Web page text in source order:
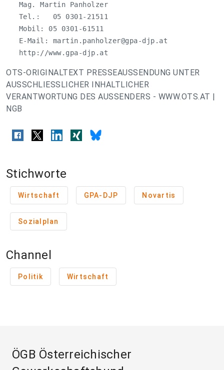
   Mag. Martin Panholzer
   Tel.:   05 0301-21511
   Mobil: 05 0301-61511
   E-Mail:
martin.panholzer@gpa-djp.at
   http://www.gpa-djp.at
OTS-ORIGINALTEXT PRESSEAUSSENDUNG UNTER
AUSSCHLIESSLICHER INHALTLICHER
VERANTWORTUNG DES AUSSENDERS - WWW.OTS.AT |
NGB
Stichworte
Wirtschaft GPA-DJP Novartis
Sozialplan
Channel
Politik Wirtschaft
ÖGB Österreichischer